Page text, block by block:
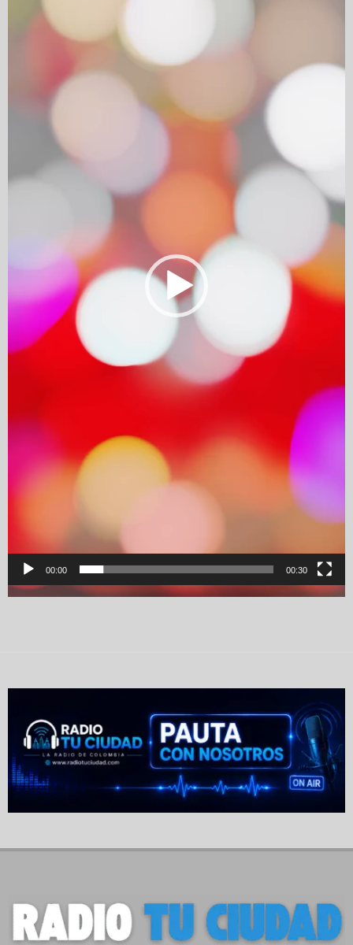
Player
00:00 00:30